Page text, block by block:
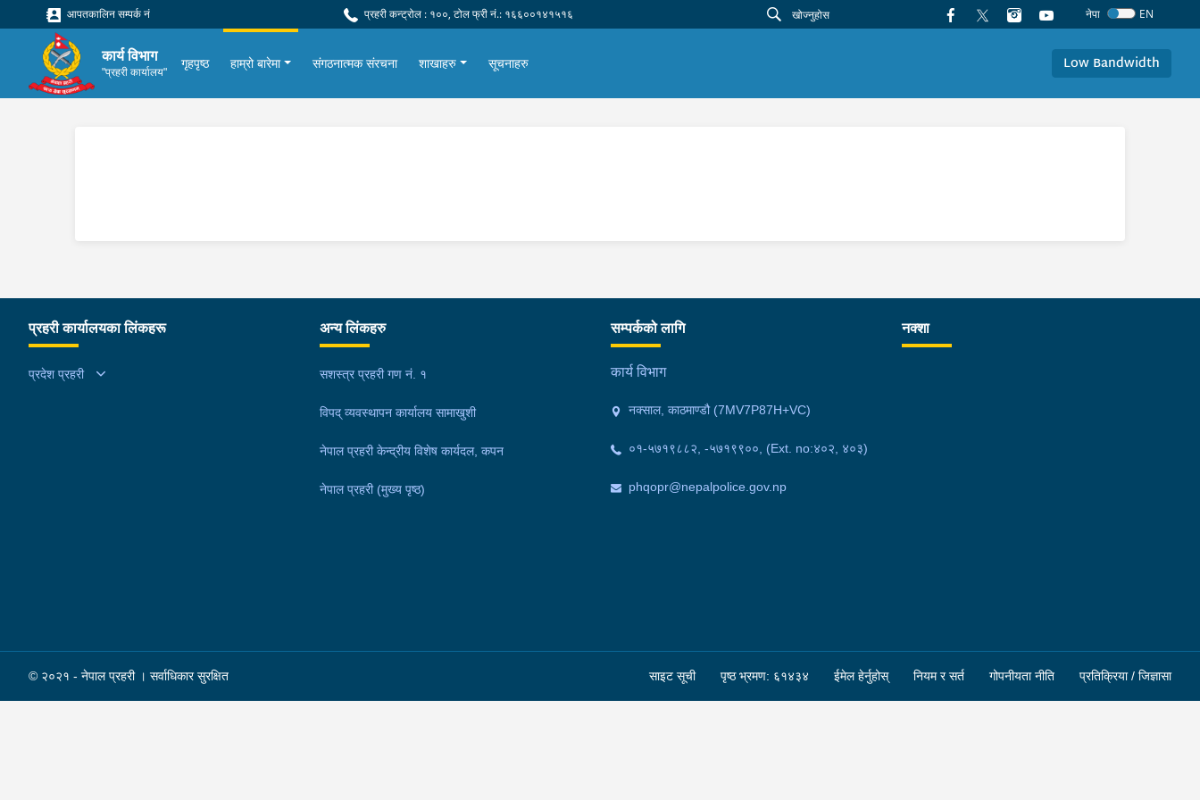
आपतकालिन सम्पर्क नं प्रहरी कन्ट्रोल : १००, टोल फ्री नं.: १६६००१४१५१६ नेपा EN
कार्य विभाग
"प्रहरी कार्यालय"
गृहपृष्ठ हाम्रो बारेमा संगठनात्मक संरचना शाखाहरु सूचनाहरु Low Bandwidth
प्रहरी कार्यालयका लिंकहरू
प्रदेश प्रहरी
अन्य लिंकहरु
सशस्त्र प्रहरी गण नं. १
विपद् व्यवस्थापन कार्यालय सामाखुशी
नेपाल प्रहरी केन्द्रीय विशेष कार्यदल, कपन
नेपाल प्रहरी (मुख्य पृष्ठ)
सम्पर्कको लागि
कार्य विभाग
नक्साल, काठमाण्डौ (7MV7P87H+VC)
०१-५७१९८८२, -५७१९९००, (Ext. no:४०२, ४०३)
phqopr@nepalpolice.gov.np
नक्शा
© २०२१ - नेपाल प्रहरी । सर्वाधिकार सुरक्षित साइट सूची पृष्ठ भ्रमण: ६१४३४ ईमेल हेर्नुहोस् नियम र सर्त गोपनीयता नीति प्रतिक्रिया / जिज्ञासा